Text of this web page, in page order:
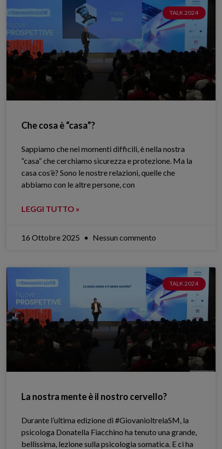
TALK 2024
Che cosa è “casa”?
Sappiamo che nei momenti difficili, è nella nostra
“casa” che cerchiamo sicurezza e protezione. Ma la
casa cos’è? Sono le nostre relazioni, quelle che
abbiamo con le altre persone, con
LEGGI TUTTO »
16 Ottobre 2025 Nessun commento
TALK 2024
La nostra mente è il nostro cervello?
Durante l’ultima edizione di #GiovanioltrelaSM, la
psicologa Donatella Fiacchino ha tenuto una grande,
bellissima, lezione sulla psicologia somatica. E ci ha